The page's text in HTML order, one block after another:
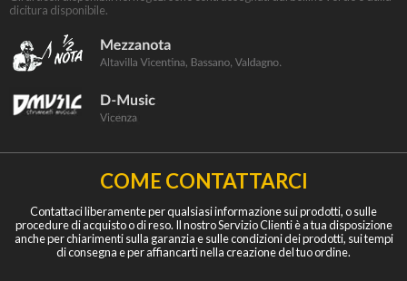
dicitura disponibile.
COME CONTATTARCI
Contattaci liberamente per qualsiasi informazione sui prodotti, o sulle
procedure di acquisto o di reso. Il nostro Servizio Clienti è a tua disposizione
anche per chiarimenti sulla garanzia e sulle condizioni dei prodotti, sui tempi
di consegna e per affiancarti nella creazione del tuo ordine.